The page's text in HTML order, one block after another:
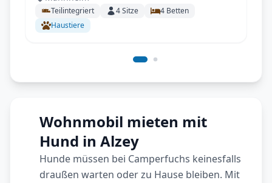
Teilintegriert 4Sitze 4 Betten
Haustiere
Wohnmobil mieten mit
Hund in Alzey
Hunde müssen bei Camperfuchs keinesfalls
draußen warten oder zu Hause bleiben. Mit